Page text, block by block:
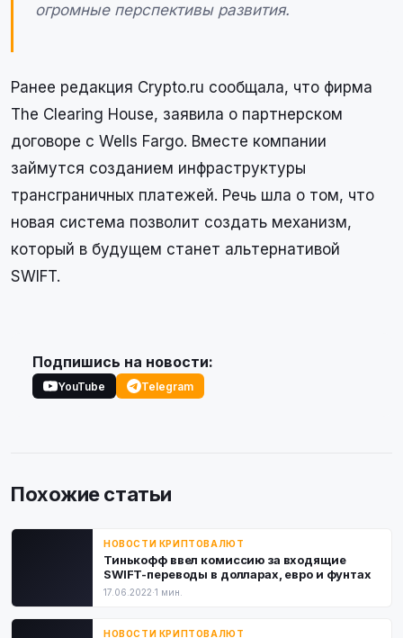
огромные перспективы развития.
Ранее редакция Crypto.ru сообщала, что фирма
The Clearing House, заявила о партнерском
договоре с Wells Fargo. Вместе компании
займутся созданием инфраструктуры
трансграничных платежей. Речь шла о том, что
новая система позволит создать механизм,
который в будущем станет альтернативой
SWIFT.
Подпишись на новости:
YouTube Telegram
Похожие статьи
НОВОСТИ КРИПТОВАЛЮТ
Тинькофф ввел комиссию за входящие
SWIFT-переводы в долларах, евро и фунтах
17.06.2022·1 мин.
НОВОСТИ КРИПТОВАЛЮТ